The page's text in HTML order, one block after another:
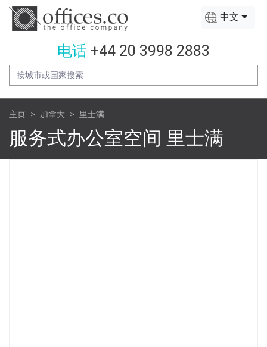
中文
电话 +44 20 3998 2883
主页 加拿大 里士满
服务式办公室空间 里士满